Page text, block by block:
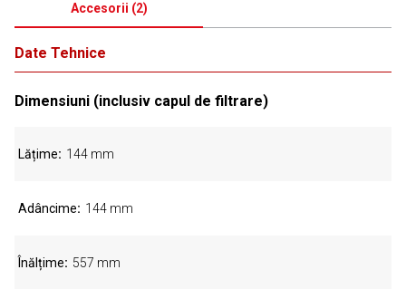
Accesorii (2)
Date Tehnice
Dimensiuni (inclusiv capul de filtrare)
Lățime 144 mm
Adâncime 144 mm
Înălțime 557 mm